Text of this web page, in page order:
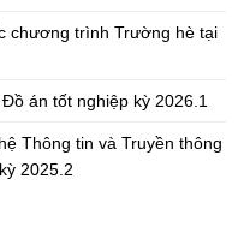
chương trình Trường hè tại
án tốt nghiệp kỳ 2026.1
Thông tin và Truyền thông
2025.2